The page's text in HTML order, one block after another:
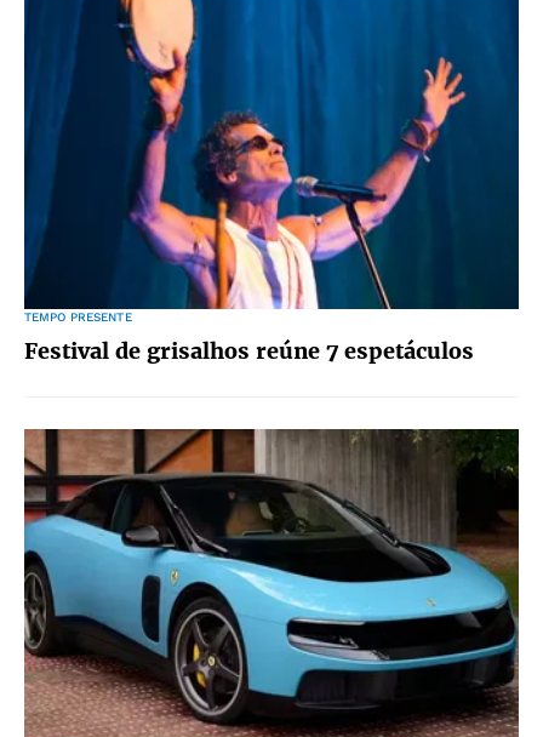
TEMPO PRESENTE
Festival de grisalhos reúne 7 espetáculos